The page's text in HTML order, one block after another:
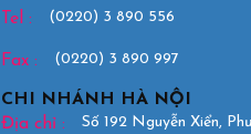
Tel : (0220) 3 890 556
Fax : (0220) 3 890 997
CHI NHÁNH HÀ NỘI
Địa chỉ :
Số 192 Nguyễn Xiển,